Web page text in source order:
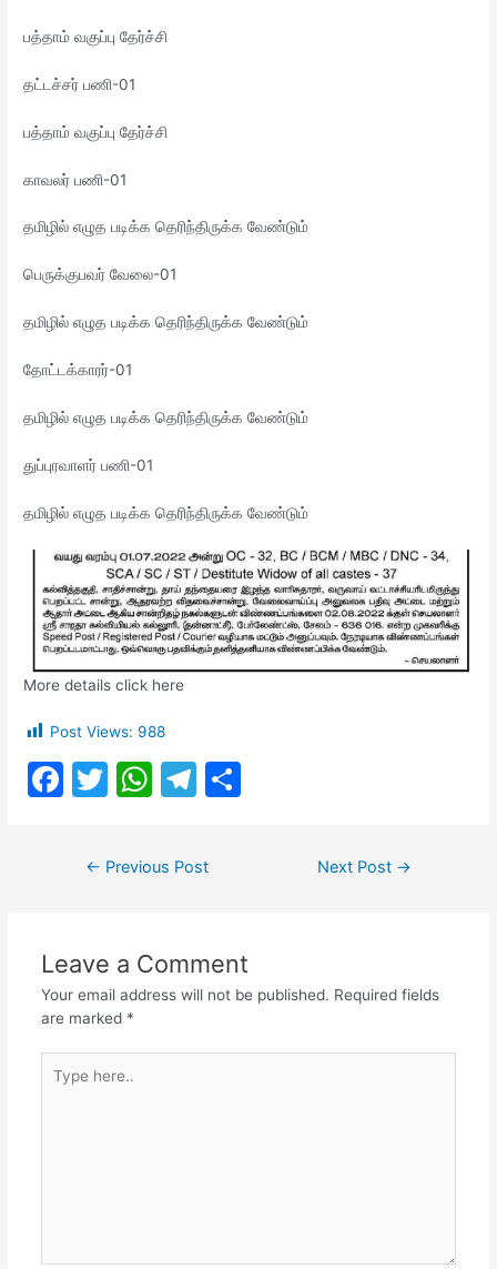
பத்தாம் வகுப்பு தேர்ச்சி
தட்டச்சர் பணி-01
பத்தாம் வகுப்பு தேர்ச்சி
காவலர் பணி-01
தமிழில் எழுத படிக்க தெரிந்திருக்க வேண்டும்
பெருக்குபவர் வேலை-01
தமிழில் எழுத படிக்க தெரிந்திருக்க வேண்டும்
தோட்டக்காரர்-01
தமிழில் எழுத படிக்க தெரிந்திருக்க வேண்டும்
துப்புரவாளர் பணி-01
தமிழில் எழுத படிக்க தெரிந்திருக்க வேண்டும்
More details click here
Post Views: 988
F
o
o
k
T
itt
er
W
at
s
p
p
T
gr
m
← Previous Post Next Post →
Leave a Comment
Your email address will not be published. Required fields
are marked *
here..